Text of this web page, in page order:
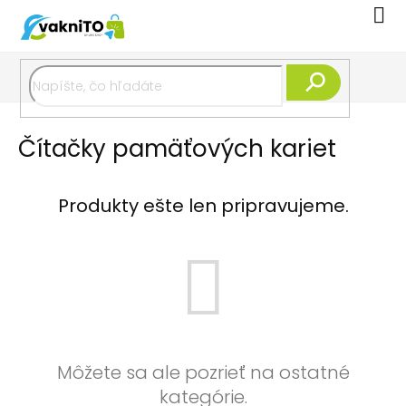
obsah
Čítačky pamäťových kariet
Produkty ešte len pripravujeme.
Môžete sa ale pozrieť na ostatné
kategórie.